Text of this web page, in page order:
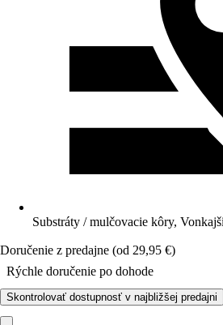
Substráty / mulčovacie kôry,
Doručenie z predajne (od 29,95 €)
Rýchle doručenie po dohode
Skontrolovať dostupnosť v najbližšej predajni